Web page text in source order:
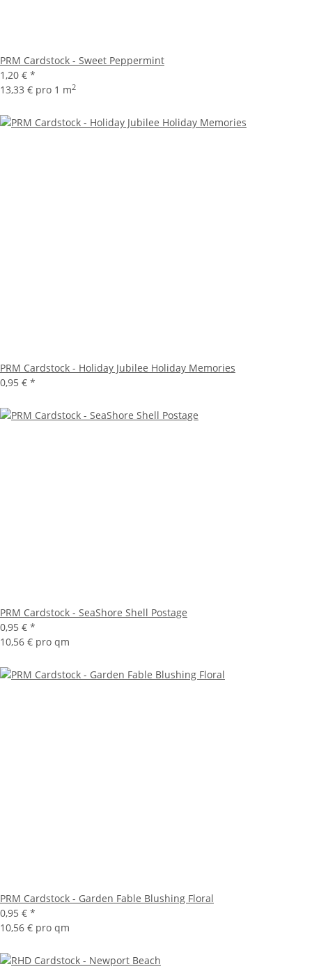
PRM Cardstock - Sweet Peppermint
1,20 € *
13,33 € pro 1 m2
PRM Cardstock - Holiday Jubilee Holiday Memories
0,95 € *
PRM Cardstock - SeaShore Shell Postage
0,95 € *
10,56 € pro qm
PRM Cardstock - Garden Fable Blushing Floral
0,95 € *
10,56 € pro qm